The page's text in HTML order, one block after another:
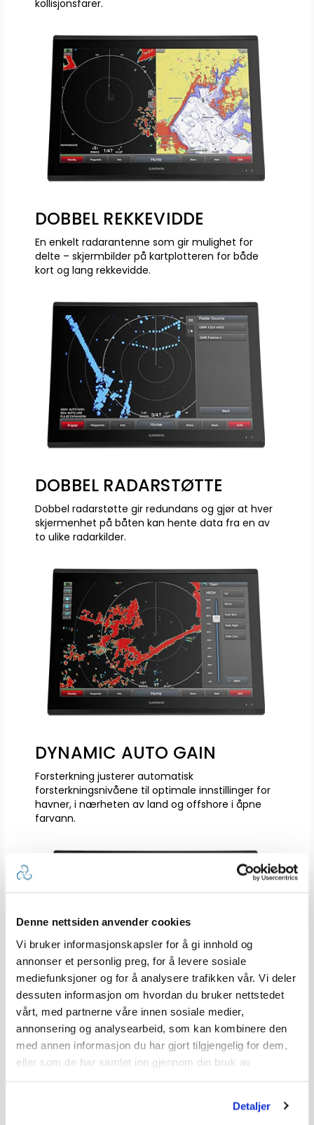
Denne nettsiden anvender cookies
Vi bruker informasjonskapsler for å gi innhold og
annonser et personlig preg, for å levere sosiale
mediefunksjoner og for å analysere trafikken vår. Vi deler
dessuten informasjon om hvordan du bruker nettstedet
vårt, med partnerne våre innen sosiale medier,
annonsering og analysearbeid, som kan kombinere den
med annen informasjon du har gjort tilgjengelig for dem,
eller som de har samlet inn gjennom din bruk av
Detaljer
kollisjonsfarer.
DOBBEL REKKEVIDDE
En enkelt radarantenne som gir mulighet for
delte – skjermbilder på kartplotteren for både
kort og lang rekkevidde.
DOBBEL RADARSTØTTE
Dobbel radarstøtte gir redundans og gjør at hver
skjermenhet på båten kan hente data fra en av
to ulike radarkilder.
DYNAMIC AUTO GAIN
Forsterkning justerer automatisk
forsterkningsnivåene til optimale innstillinger for
havner, i nærheten av land og offshore i åpne
farvann.
DYNAMIC SEA FILTER
Forsterkningen justerer automatisk sjøstøy etter
rolige, middels og tøffe sjøforhold.